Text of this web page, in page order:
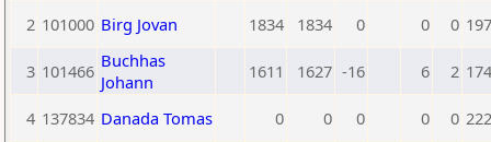
2 101000 Birg Jovan 1834 1834 0 0 0
3 101466 Buchhas
Johann
1611 1627 -16 6 2
4 137834 Danada Tomas 0 0 0 0 0